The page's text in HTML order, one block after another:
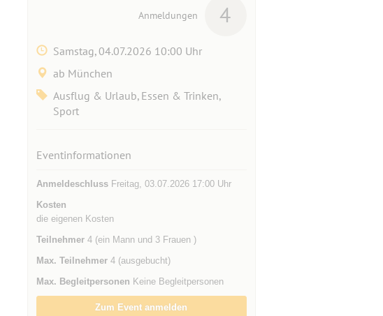
Anmeldungen 4
Samstag, 04.07.2026 10:00 Uhr
ab München
Ausflug & Urlaub, Essen & Trinken,
Sport
Eventinformationen
AnmeldeschlussFreitag, 03.07.2026 17:00 Uhr
Kosten
die eigenen Kosten
Teilnehmer4 (ein Mann und 3 Frauen )
Max. Teilnehmer4 (ausgebucht)
Max. Begleitpersonen Keine Begleitpersonen
Zum Event anmelden